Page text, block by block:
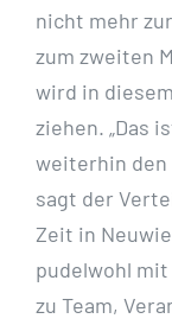
nicht mehr
zum zweiten
wird in
ziehen. „Das
weiterhin den
sagt der
Zeit in
pudelwohl
zu Team,